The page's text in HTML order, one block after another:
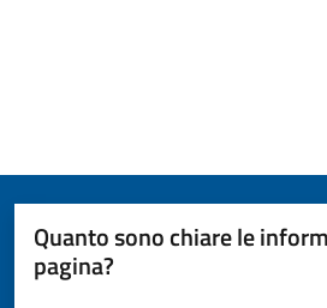
Quanto sono chiare le
pagina?